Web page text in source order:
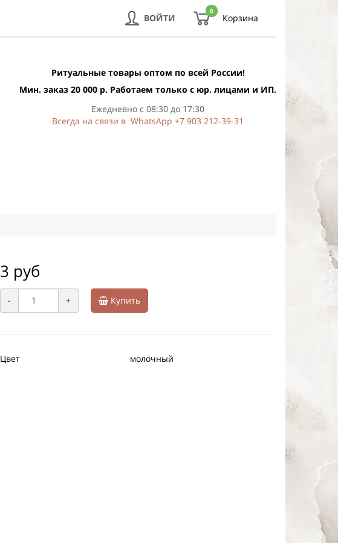
0
Корзина
ВОЙТИ
Ритуальные товары оптом по всей России!
Мин. заказ 20 000 р. Работаем только с юр. лицами и ИП.
Ежедневно с 08:30 до 17:30
Всегда на связи в WhatsApp +7 903 212-39-31
3 руб
- + Купить
Цвет молочный